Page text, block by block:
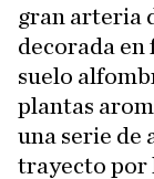
gran arteria
decorada en
suelo
plantas
una serie de
trayecto por